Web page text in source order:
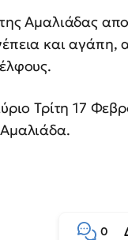
Αμαλιάδας
και
Τρίτη 17
0